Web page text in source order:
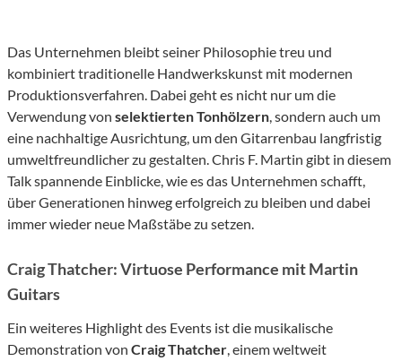
Das Unternehmen bleibt seiner Philosophie treu und
kombiniert traditionelle Handwerkskunst mit modernen
Produktionsverfahren. Dabei geht es nicht nur um die
Verwendung von selektierten Tonhölzern, sondern auch um
eine nachhaltige Ausrichtung, um den Gitarrenbau langfristig
umweltfreundlicher zu gestalten. Chris F. Martin gibt in diesem
Talk spannende Einblicke, wie es das Unternehmen schafft,
über Generationen hinweg erfolgreich zu bleiben und dabei
immer wieder neue Maßstäbe zu setzen.
Craig Thatcher: Virtuose Performance mit Martin
Guitars
Ein weiteres Highlight des Events ist die musikalische
Demonstration von Craig Thatcher, einem weltweit